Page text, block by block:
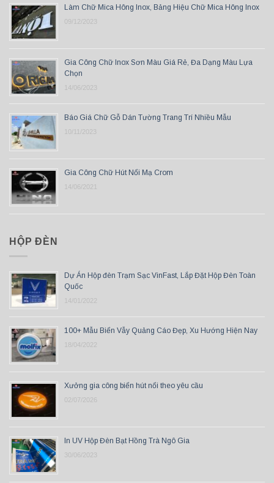
Làm Chữ Mica Hông Inox, Bảng Hiệu Chữ Mica Hông Inox
09/12/2023
Gia Công Chữ Inox Sơn Màu Giá Rẻ, Đa Dạng Màu Lựa
Chọn
14/06/2023
Báo Giá Chữ Gỗ Dán Tường Trang Trí Nhiều Mẫu
10/11/2023
Gia Công Chữ Hút Nổi Mạ Crom
14/06/2021
HỘP ĐÈN
Dự Án Hộp đèn Trạm Sạc VinFast, Lắp Đặt Hộp Đèn Toàn
Quốc
14/01/2022
100+ Mẫu Biển Vẫy Quảng Cáo Đẹp, Xu Hướng Hiện Nay
18/04/2022
Xưởng gia công biển hút nổi theo yêu cầu
02/07/2026
In UV Hộp Đèn Bạt Hồng Trà Ngô Gia
30/06/2023